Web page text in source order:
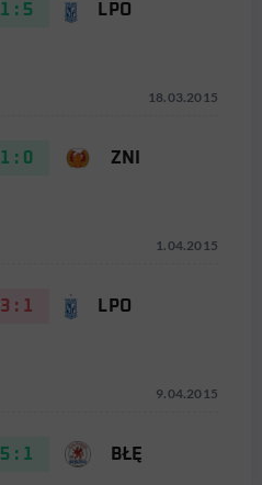
1 : 5 LPO
18.03.2015
1 : 0 ZNI
1.04.2015
3 : 1 LPO
9.04.2015
5 : 1 BŁĘ